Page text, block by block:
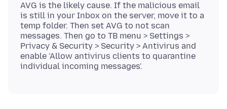
AVG is the likely cause. If the malicious email
is still in your Inbox on the server, move it to a
temp folder. Then set AVG to not scan
messages. Then go to TB menu > Settings >
Privacy & Security > Security > Antivirus and
enable 'Allow antivirus clients to quarantine